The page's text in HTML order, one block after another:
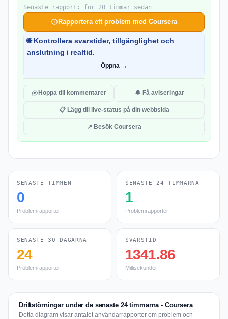
Senaste rapport: för 20 timmar sedan
Rapportera ett problem med Coursera
🌐 Kontrollera svarstider, tillgänglighet och
anslutning i realtid.
Öppna →
Hoppa till kommentarer 🔔 Få aviseringar
📋 Lägg till live-status på din webbsida
↗ Besök Coursera
SENASTE TIMMEN
0
Problemrapporter
SENASTE 24 TIMMARNA
1
Problemrapporter
SENASTE 30 DAGARNA
24
Problemrapporter
SVARSTID
1341.86
Millisekunder
Driftstörningar under de senaste 24 timmarna - Coursera
Detta diagram visar antalet användarrapporter om problem och